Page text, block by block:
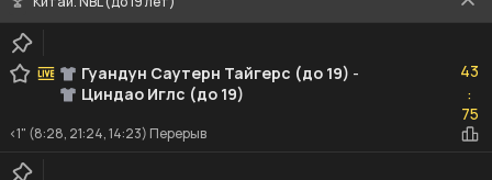
Гуандун Саутерн Тайгерс (до 19) -
Циндао Иглс (до 19)
43
:75
75
<1" (8:28, 21:24, 14:23) Перерыв